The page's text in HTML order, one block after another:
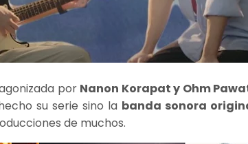
por Nanon Korapat y Ohm
su serie sino la banda sonora
de muchos.